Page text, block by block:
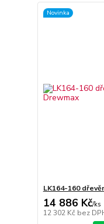
Novinka
LK164-160
14 886 Kč/ks
12 302 Kč bez